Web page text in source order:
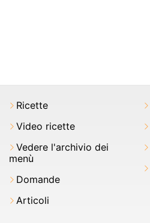
Ricette
Video ricette
Vedere l'archivio dei
menù
Domande
Articoli